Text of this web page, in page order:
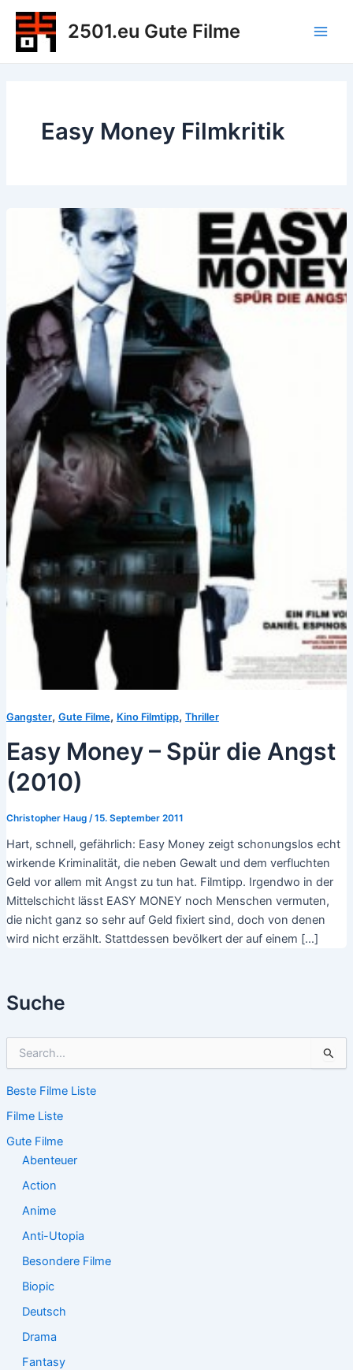
Zum
Inhalt
springen
2501.eu Gute Filme
Suche
h
n
n
Beste Filme Liste
Filme Liste
Gute Filme
Abenteuer
Action
Anime
Anti-Utopia
Besondere Filme
Biopic
Deutsch
Drama
Fantasy
Easy Money Filmkritik
Gangster, Gute Filme, Kino Filmtipp, Thriller
Easy Money – Spür die Angst
(2010)
Christopher Haug /15. September 2011
Hart, schnell, gefährlich: Easy Money zeigt schonungslos echt
wirkende Kriminalität, die neben Gewalt und dem verfluchten
Geld vor allem mit Angst zu tun hat. Filmtipp. Irgendwo in der
Mittelschicht lässt EASY MONEY noch Menschen vermuten,
die nicht ganz so sehr auf Geld fixiert sind, doch von denen
wird nicht erzählt. Stattdessen bevölkert der auf einem […]